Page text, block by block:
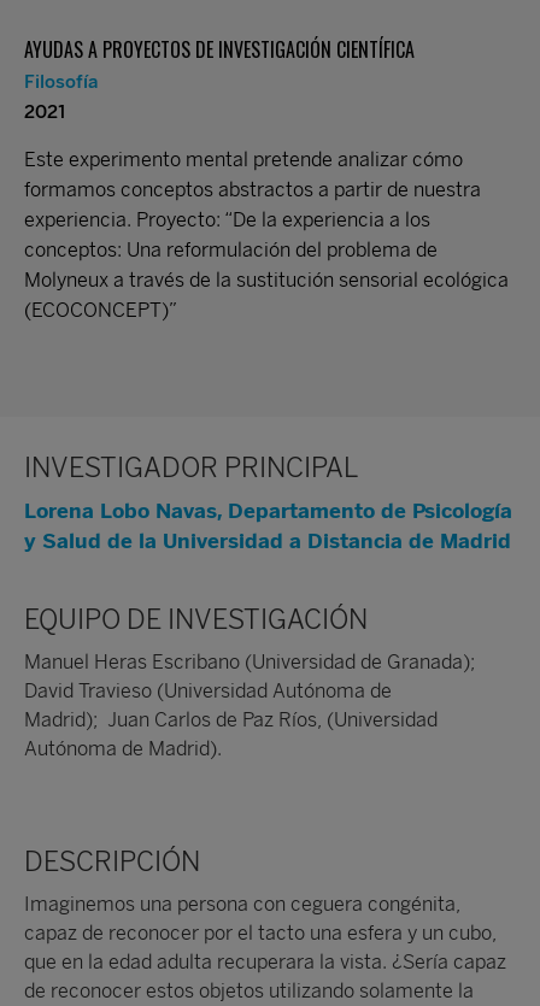
AYUDAS A PROYECTOS DE INVESTIGACIÓN CIENTÍFICA
Filosofía
2021
Este experimento mental pretende analizar cómo
formamos conceptos abstractos a partir de nuestra
experiencia. Proyecto: “De la experiencia a los
conceptos: Una reformulación del problema de
Molyneux a través de la sustitución sensorial ecológica
(ECOCONCEPT)”
INVESTIGADOR PRINCIPAL
Lorena Lobo Navas, Departamento de Psicología
y Salud de la Universidad a Distancia de Madrid
EQUIPO DE INVESTIGACIÓN
Manuel Heras Escribano (Universidad de Granada);
David Travieso (Universidad Autónoma de
Madrid); Juan Carlos de Paz Ríos, (Universidad
Autónoma de Madrid).
DESCRIPCIÓN
Imaginemos una persona con ceguera congénita,
capaz de reconocer por el tacto una esfera y un cubo,
que en la edad adulta recuperara la vista. ¿Sería capaz
de reconocer estos objetos utilizando solamente la